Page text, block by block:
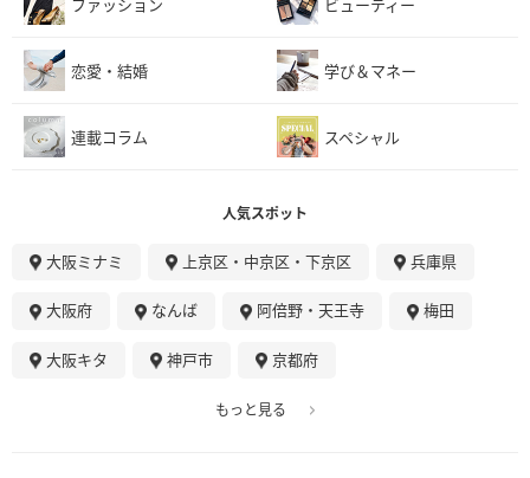
恋愛・結婚 学び＆マネー
連載コラム スペシャル
人気スポット
大阪ミナミ 上京区・中京区・下京区 兵庫県
大阪府 なんば 阿倍野・天王寺 梅田
大阪キタ 神戸市 京都府
もっと見る